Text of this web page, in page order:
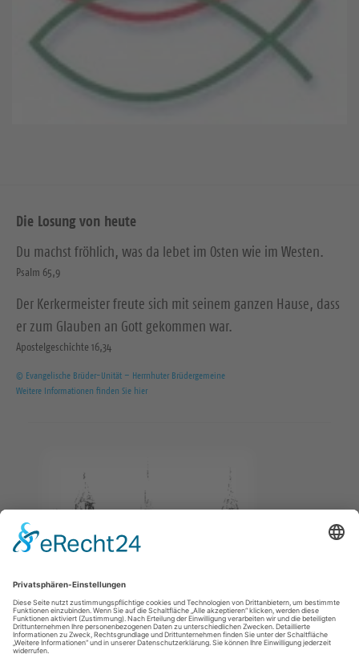
Die Losung von heute
Du machst fröhlich, was da lebet im Osten wie im Westen.
Psalm 65,9
Der Kerkermeister freute sich mit seinem ganzen Hause, dass
er zum Glauben an Gott gekommen war.
Apostelgeschichte 16,34
© Evangelische Brüder-Unität – Herrnhuter Brüdergemeine
Weitere Informationen finden Sie hier